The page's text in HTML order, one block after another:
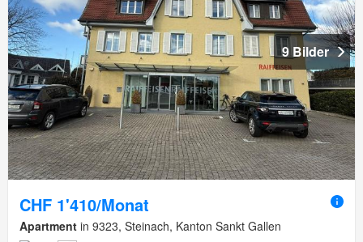
9 Bilder
CHF 1'410/Monat
Apartment in 9323, Steinach, Kanton Sankt Gallen